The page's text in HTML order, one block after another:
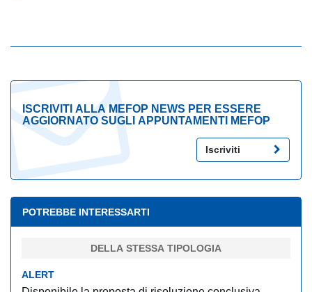
ISCRIVITI ALLA MEFOP NEWS PER ESSERE
AGGIORNATO SUGLI APPUNTAMENTI MEFOP
Iscriviti
POTREBBE INTERESSARTI
DELLA STESSA TIPOLOGIA
ALERT